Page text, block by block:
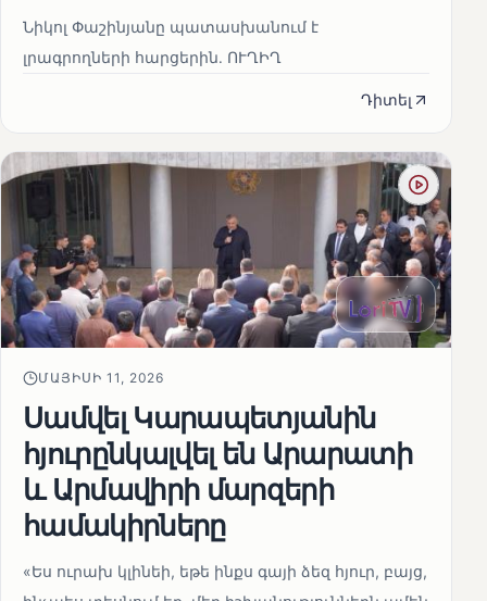
Նիկոլ Փաշինյանը պատասխանում է
լրագրողների հարցերին․ ՈՒՂԻՂ
Դիտել
ՄԱՅԻՍԻ 11, 2026
Սամվել Կարապետյանին
հյուրընկալվել են Արարատի
և Արմավիրի մարզերի
համակիրները
«Ես ուրախ կլինեի, եթե ինքս գայի ձեզ հյուր, բայց,